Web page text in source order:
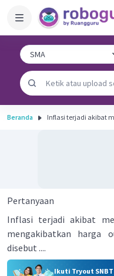
Beranda Inflasi terjadi akibat
Pertanyaan
Inflasi terjadi akibat
mengakibatkan harga
disebut ....
Ikuti Tryout